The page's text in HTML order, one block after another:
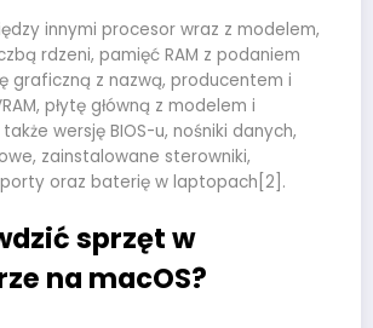
innymi procesor wraz z modelem,
rdzeni, pamięć RAM z podaniem
graficzną z nazwą, producentem i
płytę główną z modelem i
wersję BIOS-u, nośniki danych,
zainstalowane sterowniki,
porty oraz baterię w laptopach[2].
sprzęt w
na macOS?